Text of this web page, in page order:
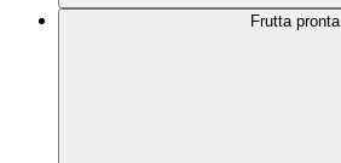
Frutta pronta